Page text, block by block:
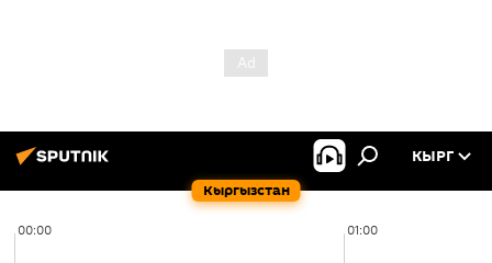
Кыргызстан
КЫРГ
00:00 01:00